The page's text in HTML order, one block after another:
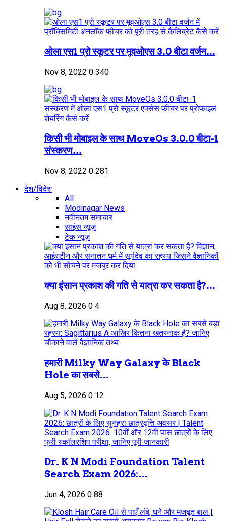
ओला एस1 प्रो स्कूटर पर मूवओएस 3.0 बीटा वर्जन...
Nov 8, 2022 0 340
किसी भी मोबाइल के साथ MoveOs 3.0.0 बीटा-1
संस्करण...
Nov 8, 2022 0 281
देश/विदेश
All
Modinagar News
नवीनतम समाचार
साइंस न्यूज़
टेक न्यूज़
क्या इंसान प्रकाश की गति से यात्रा कर सकता है?...
Aug 8, 2026 0 4
हमारी Milky Way Galaxy के Black
Hole का सबसे...
Aug 5, 2026 0 12
Dr. K N Modi Foundation Talent
Search Exam 2026:...
Jun 4, 2026 0 88